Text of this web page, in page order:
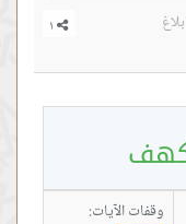
وقفات الآيات: